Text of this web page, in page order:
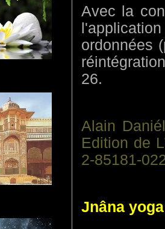
Avec la
ordonnées
26.
Alain
Edition de
2-85181-
Jnâna yoga